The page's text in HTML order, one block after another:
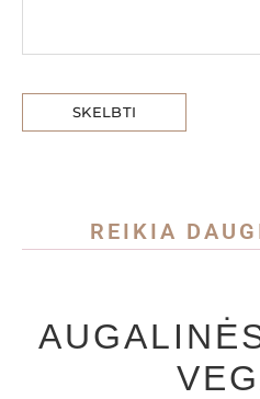
REIKIA